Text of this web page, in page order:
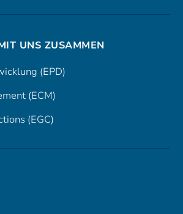
UNS ZUSAMMEN
(EPD)
(ECM)
(EGC)